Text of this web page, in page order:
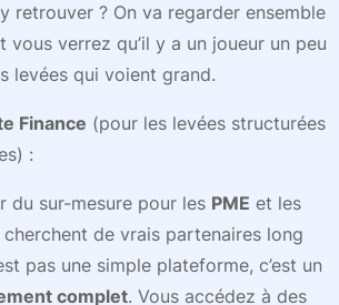
retrouver ? On va regarder ensemble
vous verrez qu’il y a un joueur un peu
levées qui voient grand.
Finance (pour les levées structurées
:
du sur-mesure pour les PME et les
cherchent de vrais partenaires long
pas une simple plateforme, c’est un
complet. Vous accédez à des